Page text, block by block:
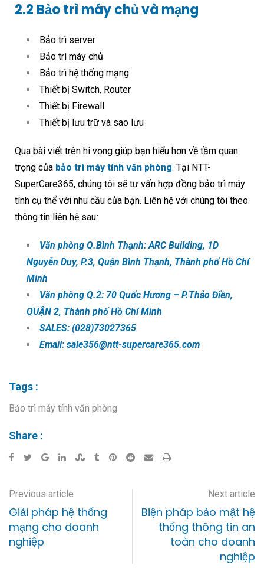
2.2 Bảo trì máy chủ và mạng
Bảo trì server
Bảo trì máy chủ
Bảo trì hệ thống mạng
Thiết bị Switch, Router
Thiết bị Firewall
Thiết bị lưu trữ và sao lưu
Qua bài viết trên hi vọng giúp bạn hiểu hơn về tầm quan
trọng của bảo trì máy tính văn phòng. Tại NTT-
SuperCare365, chúng tôi sẽ tư vấn hợp đồng bảo trì máy
tính cụ thể với nhu cầu của bạn. Liên hệ với chúng tôi theo
thông tin liên hệ sau:
Văn phòng Q.Bình Thạnh: ARC Building, 1D
Nguyễn Duy, P.3, Quận Bình Thạnh, Thành phố Hồ Chí
Minh
Văn phòng Q.2: 70 Quốc Hương – P.Thảo Điền,
QUẬN 2, Thành phố Hồ Chí Minh
SALES: (028)73027365
Email: sale356@ntt-supercare365.com
Tags :
Bảo trì máy tính văn phòng
Share :
Previous article
Giải pháp hệ thống
mạng cho doanh
nghiệp
Next article
Biện pháp bảo mật hệ
thống thông tin an
toàn cho doanh
nghiệp